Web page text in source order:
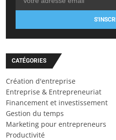
CATÉGORIES
Création d'entreprise
Entreprise & Entrepreneuriat
Financement et investissement
Gestion du temps
Marketing pour entrepreneurs
Productivité